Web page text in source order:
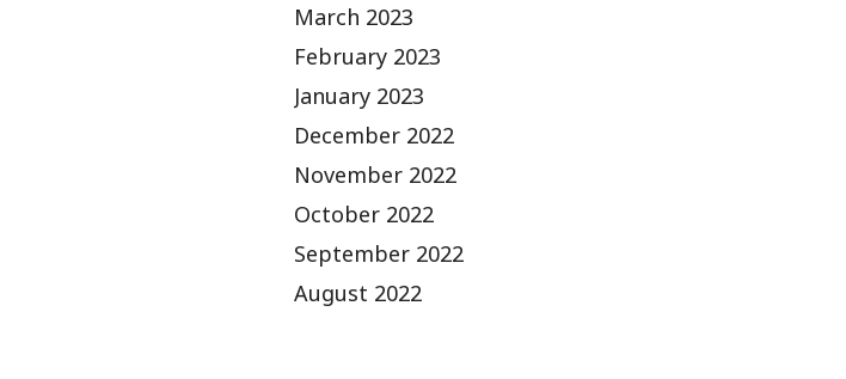
March 2023
February 2023
January 2023
December 2022
November 2022
October 2022
September 2022
August 2022